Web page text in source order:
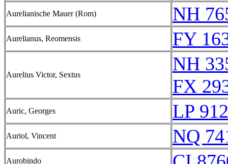
Aurelianische Mauer (Rom) NH
Aurelianus, Reomensis FY
Aurelius Victor, Sextus
NH
FX
Auric, Georges LP
Auriol, Vincent NQ
Aurobindo